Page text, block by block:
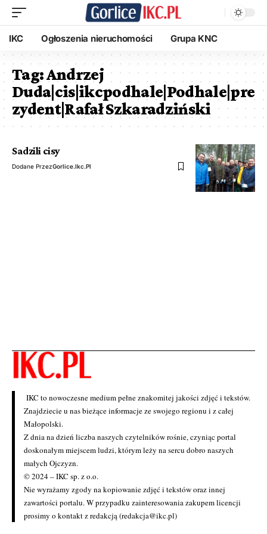
IKC Ogłoszenia nieruchomości Grupa KNC
Tag:Andrzej
Duda|cis|ikcpodhale|Podhale|pre
zydent|Rafał Szkaradziński
Sadzili cisy
Dodane PrzezGorlice.ikc.pl
IKC to nowoczesne medium pełne znakomitej jakości zdjęć i tekstów.
Znajdziecie u nas bieżące informacje ze swojego regionu i z całej
Małopolski.
Z dnia na dzień liczba naszych czytelników rośnie, czyniąc portal
doskonałym miejscem ludzi, którym leży na sercu dobro naszych
małych Ojczyzn.
© 2024 – IKC sp. z o.o.
Nie wyrażamy zgody na kopiowanie zdjęć i tekstów oraz innej
zawartości portalu. W przypadku zainteresowania zakupem licencji
prosimy o kontakt z redakcją (redakcja@ikc.pl)